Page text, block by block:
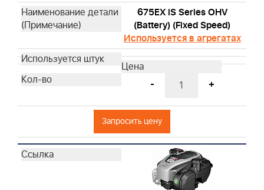
675EX iS Series OHV
(Battery) (Fixed Speed)
Используется в агрегатах
- +
Запросить цену